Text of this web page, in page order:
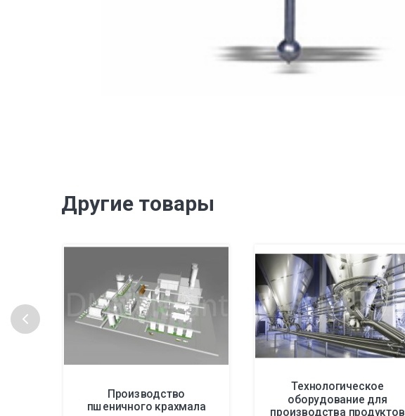
Другие товары
Производство
пшеничного крахмала
Технологическое
оборудование для
производства продуктов